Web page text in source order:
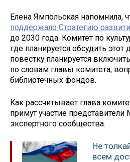
Елена Ямпольская напомнила,
поддержало Стратегию
до 2030 года. Комитет по
где планируется обсудить
повестку планируется
по словам главы комитета,
библиотечных фондов.
Как рассчитывает глава
примут участие представители
экспертного сообщества.
Не
всем